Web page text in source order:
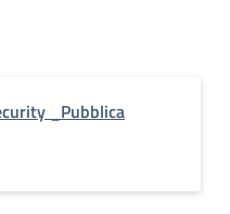
_Pubblica